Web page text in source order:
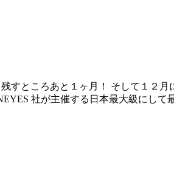
すところあと１ヶ月！ そして１２
社が主催する日本最大級にし